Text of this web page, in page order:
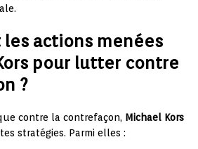
actions menées
pour lutter contre
?
contre la contrefaçon, Michael Kors
stratégies. Parmi elles :